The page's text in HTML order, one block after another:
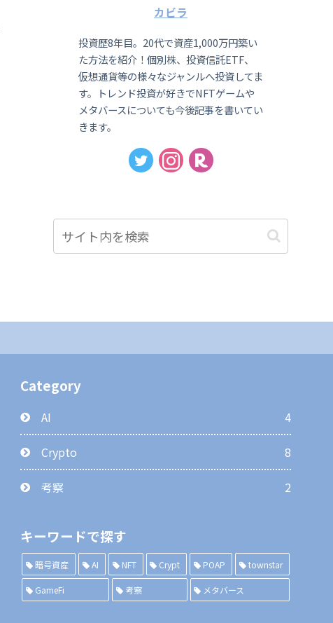
カビラ
投資歴8年目。20代で資産1,000万円築い
た方法を紹介！個別株、投資信託ETF、
仮想通貨等の様々なジャンルへ投資してま
す。トレンド投資が好きでNFTゲームや
メタバースについても今後記事を書いてい
きます。
Category
AI 4
Crypto 8
考察 2
キーワードで探す
暗号資産 AI NFT Crypt POAP townstar
GameFi 考察 メタバース